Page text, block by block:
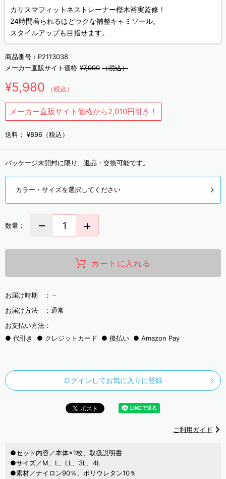
カリスマフィットネストレーナー樫木裕実監修！
24時間着られるほどラクな補整キャミソール。
スタイルアップも目指せます。
商品番号： P2113038
メーカー直販サイト価格 ¥7,990 （税込）
¥5,980 （税込）
メーカー直販サイト価格から2,010円引き！
送料： ¥896（税込）
パッケージ未開封に限り、返品・交換可能です。
カラー・サイズを選択してください
数量：
カートに入れる
お届け時期 ： －
お届け方法 ： 通常
お支払い方法：
代引き
クレジットカード 後払い Amazon Pay
ログインしてお気に入りに登録
ご利用ガイド
●セット内容／本体×1枚、取扱説明書
●サイズ／M、L、LL、3L、4L
●素材／ナイロン90％、ポリウレタン10％